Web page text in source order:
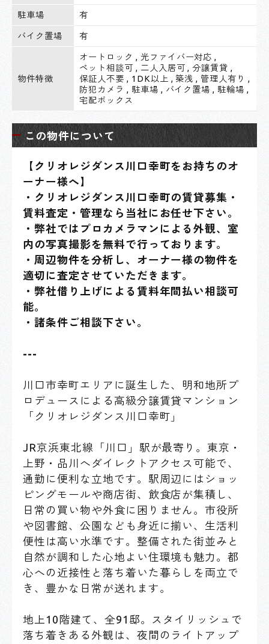
駐車場 有
バイク置場 有
物件特徴
オートロック , 光ファイバー対応 ,
ペット相談可 , 二人入居可 ,分譲賃貸 ,
保証人不要 , 1DK以上 ,築浅 ,管理人有り ,
防犯カメラ , 駐車場 , バイク置場 , 駐輪場 ,
宅配ボックス
この物件について
【クリオレジダンス川口幸町をお持ちのオ
ーナー様へ】
・クリオレジダンス川口幸町の賃貸募集・
賃料査定・管理なら当社にお任せ下さい。
・弊社ではプロカメラマンによる外観、室
内の写真撮影を無料で行っております。
・周辺物件を分析し、オーナー様の物件を
適切に査定させていただきます。
・弊社借り上げによる賃料年間払い相談可
能。
・諸条件ご相談下さい。
---
川口市幸町エリアに誕生した、明和地所プ
ロデュースによる高級分譲賃貸マンション
「クリオレジダンス川口幸町」
JR京浜東北線「川口」駅が最寄り。東京・
上野・品川へダイレクトアクセス可能で、
通勤に便利な立地です。駅周辺にはショッ
ピングモールや商店街、飲食店が集積し、
日常の買い物や外食に困りません。市役所
や図書館、公園なども身近に揃い、生活利
便性は高い水準です。整備された街並みと
自然が調和した心地よい住環境も魅力。都
心への近接性と落ち着いた暮らしを両立で
き、豊かな日常が送れます。
地上10階建て、全91邸。スタイリッシュで
落ち着きある外観は、夜間のライトアップ